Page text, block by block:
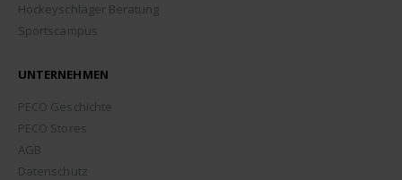
Hockeyschläger Beratung
Sportscampus
UNTERNEHMEN
PECO Geschichte
PECO Stores
AGB
Datenschutz